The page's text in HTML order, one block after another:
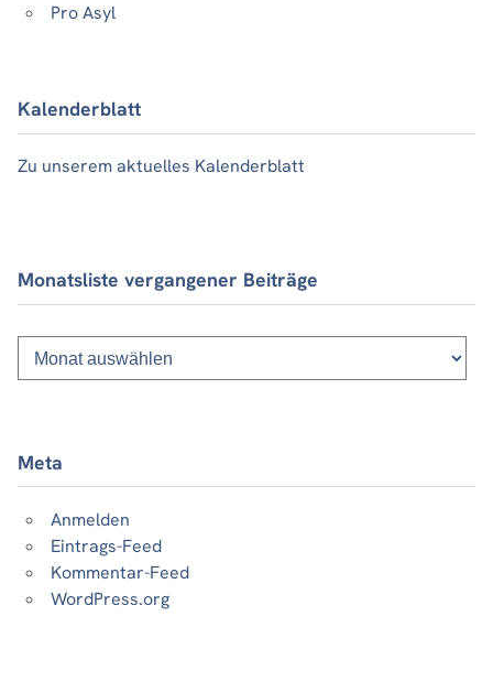
Pro Asyl
Kalenderblatt
Zu unserem aktuelles Kalenderblatt
Monatsliste vergangener Beiträge
Monatsliste
vergangener
Beiträge
Meta
Anmelden
Eintrags-Feed
Kommentar-Feed
WordPress.org